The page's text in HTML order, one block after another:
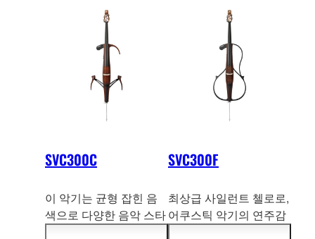
SVC300C
이 악기는 균형 잡힌 음
색으로 다양한 음악 스타
SVC300F
최상급 사일런트 첼로로,
어쿠스틱 악기의 연주감